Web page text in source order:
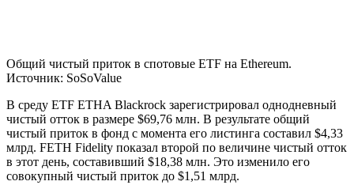
Общий чистый приток в спотовые ETF на Ethereum.
Источник: SoSoValue
В среду ETF ETHA Blackrock зарегистрировал однодневный
чистый отток в размере $69,76 млн. В результате общий
чистый приток в фонд с момента его листинга составил $4,33
млрд. FETH Fidelity показал второй по величине чистый отток
в этот день, составивший $18,38 млн. Это изменило его
совокупный чистый приток до $1,51 млрд.